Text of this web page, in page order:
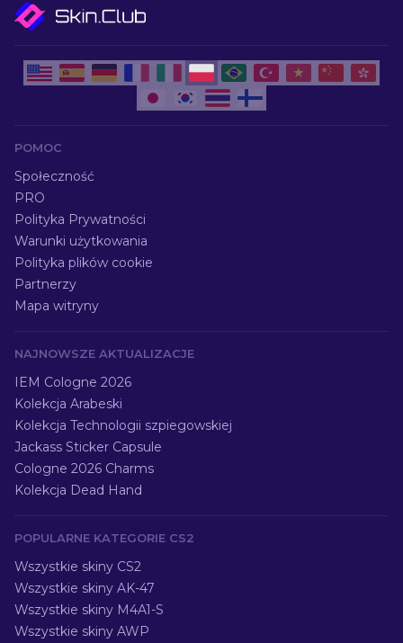
POMOC
Społeczność
PRO
Polityka Prywatności
Warunki użytkowania
Polityka plików cookie
Partnerzy
Mapa witryny
NAJNOWSZE AKTUALIZACJE
IEM Cologne 2026
Kolekcja Arabeski
Kolekcja Technologii szpiegowskiej
Jackass Sticker Capsule
Cologne 2026 Charms
Kolekcja Dead Hand
POPULARNE KATEGORIE CS2
Wszystkie skiny CS2
Wszystkie skiny AK-47
Wszystkie skiny M4A1-S
Wszystkie skiny AWP